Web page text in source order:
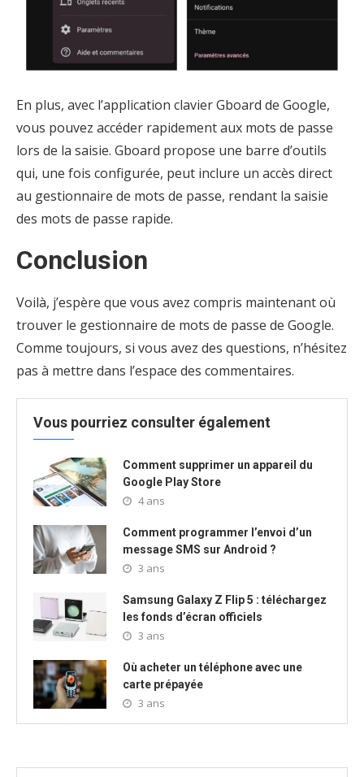
En plus, avec l’application clavier Gboard de Google,
vous pouvez accéder rapidement aux mots de passe
lors de la saisie. Gboard propose une barre d’outils
qui, une fois configurée, peut inclure un accès direct
au gestionnaire de mots de passe, rendant la saisie
des mots de passe rapide.
Conclusion
Voilà, j’espère que vous avez compris maintenant où
trouver le gestionnaire de mots de passe de Google.
Comme toujours, si vous avez des questions, n’hésitez
pas à mettre dans l’espace des commentaires.
Vous pourriez consulter également
Comment supprimer un appareil du
Google Play Store
4 ans
Comment programmer l’envoi d’un
message SMS sur Android ?
3 ans
Samsung Galaxy Z Flip 5 : téléchargez
les fonds d’écran officiels
3 ans
Où acheter un téléphone avec une
carte prépayée
3 ans